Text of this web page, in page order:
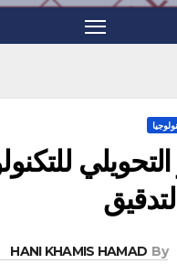
التحويلي
By
HANI KHAMIS HAMAD